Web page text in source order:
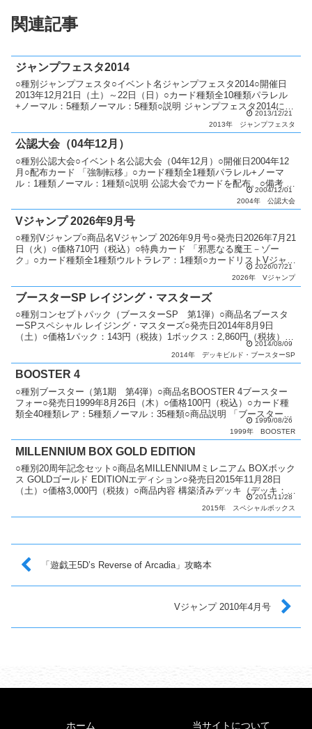
関連記事
ジャンプフェスタ2014
○種別ジャンプフェスタ○イベント名ジャンプフェスタ2014○開催日
2013年12月21日（土）～22日（日）○カード種類全10種類パラレル
+ノーマル：5種類ノーマル：5種類○説明 ジャンプフェスタ2014にて
2013/12/21
2013年
ジャンプフェスタ
公認大会（04年12月）
○種別公認大会○イベント名公認大会（04年12月）○開催日2004年12
月○配布カード 「強制転移」○カード種類全1種類パラレル+ノーマ
ル：1種類ノーマル：1種類○説明 公認大会でカードを配布。○備考 毎
2004/12/01
2004年
公認大会
Vジャンプ 2026年9月号
○種別Vジャンプ○商品名Vジャンプ 2026年9月号○発売日2026年7月21
日（火）○価格710円（税込）○特典カード 「邪悪なる魔王－ゾー
ク」○カード種類全1種類ウルトラレア：1種類○カードリストVジャン
2026/07/21
2026年
Vジャンプ
ブースターSP レイジング・マスターズ
○種別コンセプトパック（ブースターSP 第1弾）○商品名ブースタ
ーSPスペシャル レイジング・マスターズ○発売日2014年8月9日
（土）○価格1パック：143円（税抜）1ボックス：2,860円（税抜）○
2014/08/09
2014年
デッキビルド・ブースターSP
BOOSTER 4
○種別ブースター（第1期 第4弾）○商品名BOOSTER 4ブースター
フォー○発売日1999年8月26日（木）○価格100円（税込）○カード種
類全40種類レア：5種類ノーマル：35種類○商品説明 「ブースター」
1999/08/26
1999年
BOOSTER
MILLENNIUM BOX GOLD EDITION
○種別20周年記念セット○商品名MILLENNIUMミレニアム BOXボック
ス GOLDゴールド EDITIONエディション○発売日2015年11月28日
（土）○価格3,000円（税抜）○商品内容 構築済みデッキ（デッキ：
2015/11/28
2015年
スペシャルボックス
「遊戯王5D’s Reverse of Arcadia」攻略本
Vジャンプ 2010年4月号
ホーム 当サイトについて